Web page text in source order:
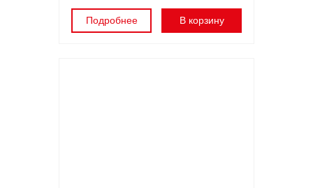
Подробнее В корзину